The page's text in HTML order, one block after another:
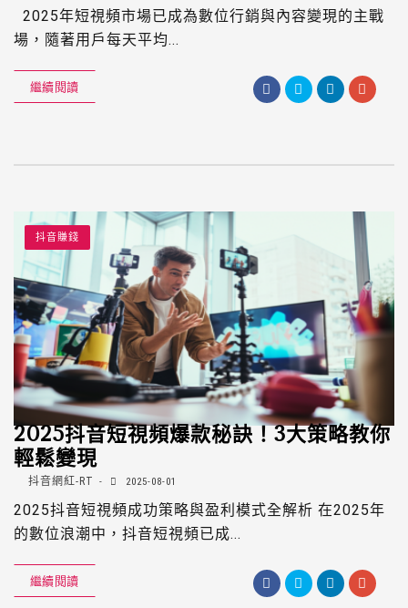
2025年短視頻市場已成為數位行銷與內容變現的主戰
場，隨著用戶每天平均...
繼續閱讀
抖音賺錢
2025抖音短視頻爆款秘訣！3大策略教你
輕鬆變現
抖音網紅-RT 2025-08-01
2025抖音短視頻成功策略與盈利模式全解析 在2025年
的數位浪潮中，抖音短視頻已成...
繼續閱讀